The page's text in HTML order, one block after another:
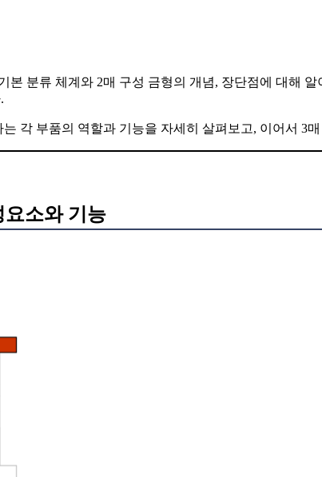
본 분류 체계와 2매 구성 금형의 개념, 장단점에 대해
각 부품의 역할과 기능을 자세히 살펴보고, 이어서 3
요소와 기능